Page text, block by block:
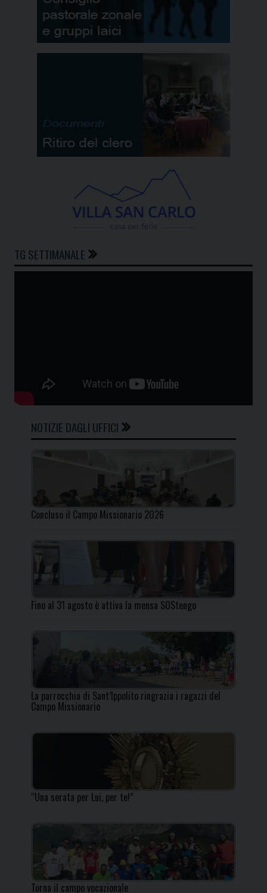
TG SETTIMANALE
NOTIZIE DAGLI UFFICI
Concluso il Campo Missionario 2026
Fino al 31 agosto è attiva la mensa SOStengo
La parrocchia di Sant’Ippolito ringrazia i ragazzi del
Campo Missionario
“Una serata per Lui, per te!”
Torna il campo vocazionale